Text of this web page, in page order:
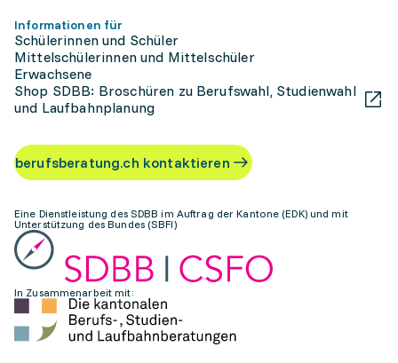
Informationen für
Schülerinnen und Schüler
Mittelschülerinnen und Mittelschüler
Erwachsene
Shop SDBB: Broschüren zu Berufswahl, Studienwahl
und Laufbahnplanung
berufsberatung.ch kontaktieren
Eine Dienstleistung des SDBB im Auftrag der Kantone (EDK) und mit
Unterstützung des Bundes (SBFI)
In Zusammenarbeit mit: